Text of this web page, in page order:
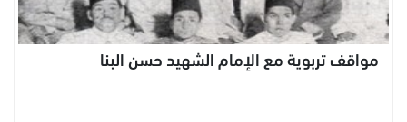
مواقف تربوية مع الإمام الشهيد حسن البنا